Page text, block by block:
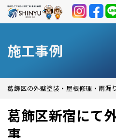
施工事例
葛飾区の外壁塗装・屋根修理・雨漏
葛飾区新宿にて
事